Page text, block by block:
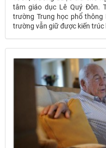
tâm giáo dục Lê Quý Đôn.
trường Trung học phổ
trường vẫn giữ được kiến trúc